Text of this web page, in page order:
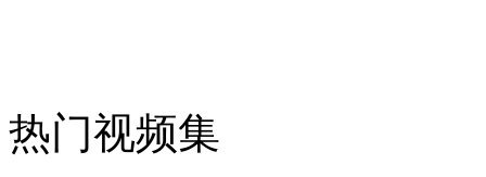
热门视频集